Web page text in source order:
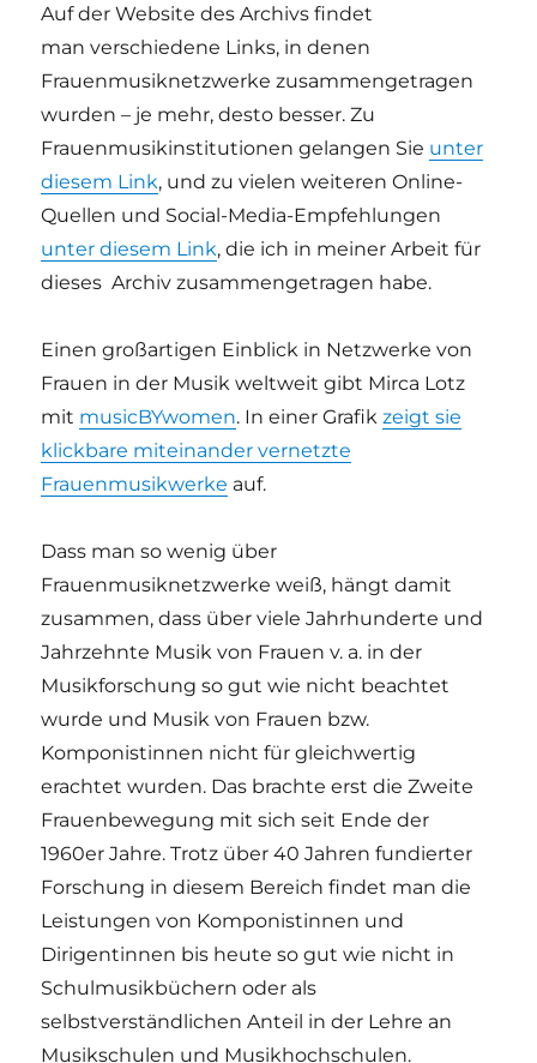
Auf der Website des Archivs findet
man verschiedene Links, in denen
Frauenmusiknetzwerke zusammengetragen
wurden – je mehr, desto besser. Zu
Frauenmusikinstitutionen gelangen Sie unter
diesem Link, und zu vielen weiteren Online-
Quellen und Social-Media-Empfehlungen
unter diesem Link, die ich in meiner Arbeit für
dieses Archiv zusammengetragen habe.
Einen großartigen Einblick in Netzwerke von
Frauen in der Musik weltweit gibt Mirca Lotz
mit musicBYwomen. In einer Grafikzeigt sie
klickbare miteinander vernetzte
Frauenmusikwerke auf.
Dass man so wenig über
Frauenmusiknetzwerke weiß, hängt damit
zusammen, dass über viele Jahrhunderte und
Jahrzehnte Musik von Frauen v. a. in der
Musikforschung so gut wie nicht beachtet
wurde und Musik von Frauen bzw.
Komponistinnen nicht für gleichwertig
erachtet wurden. Das brachte erst die Zweite
Frauenbewegung mit sich seit Ende der
1960er Jahre. Trotz über 40 Jahren fundierter
Forschung in diesem Bereich findet man die
Leistungen von Komponistinnen und
Dirigentinnen bis heute so gut wie nicht in
Schulmusikbüchern oder als
selbstverständlichen Anteil in der Lehre an
Musikschulen und Musikhochschulen.